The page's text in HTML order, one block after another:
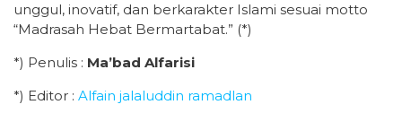
unggul, inovatif, dan berkarakter Islami sesuai motto
“Madrasah Hebat Bermartabat.” (*)
*) Penulis : Ma’bad Alfarisi
*) Editor : Alfain jalaluddin ramadlan